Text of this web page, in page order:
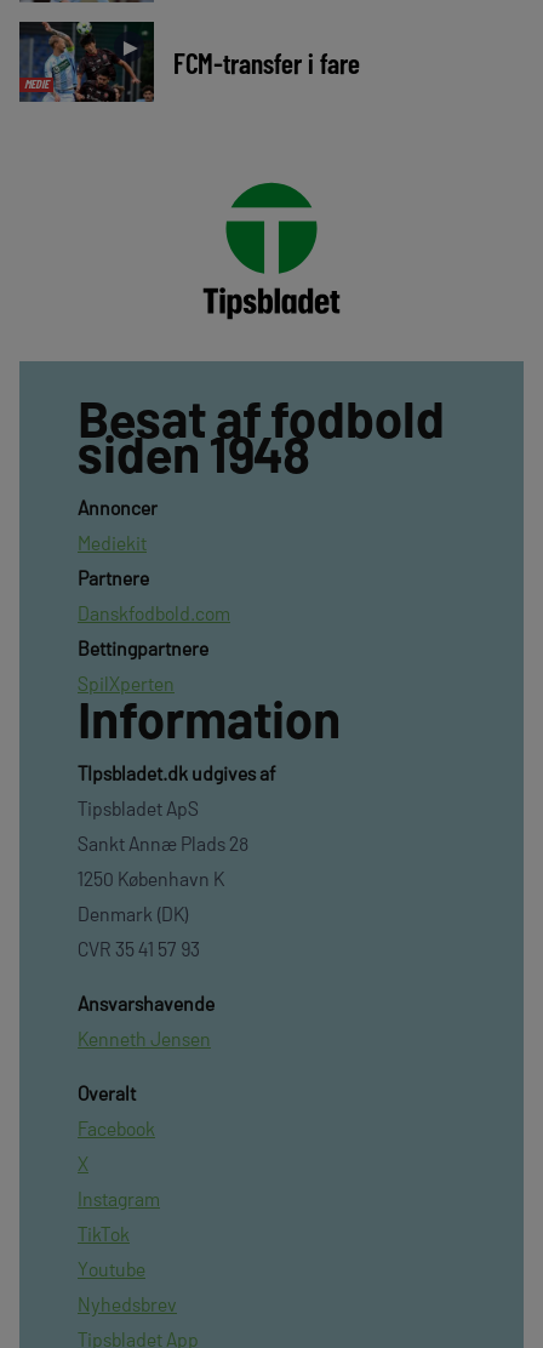
MEDIE
► FCM-transfer i fare
Besat af fodbold
siden 1948
Annoncer
Mediekit
Partnere
Danskfodbold.com
Bettingpartnere
SpilXperten
Information
TIpsbladet.dk udgives af
Tipsbladet ApS
Sankt Annæ Plads 28
1250 København K
Denmark (DK)
CVR 35 41 57 93
Ansvarshavende
Kenneth Jensen
Overalt
Facebook
X
Instagram
TikTok
Youtube
Nyhedsbrev
Tipsbladet App